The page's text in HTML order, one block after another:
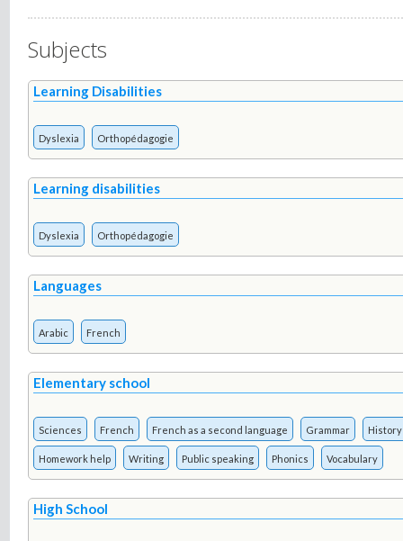
Subjects
Learning Disabilities
Dyslexia Orthopédagogie
Learning disabilities
Dyslexia Orthopédagogie
Languages
Arabic French
Elementary school
Sciences French French as a second language Grammar History
Homework help Writing Public speaking Phonics Vocabulary
High School